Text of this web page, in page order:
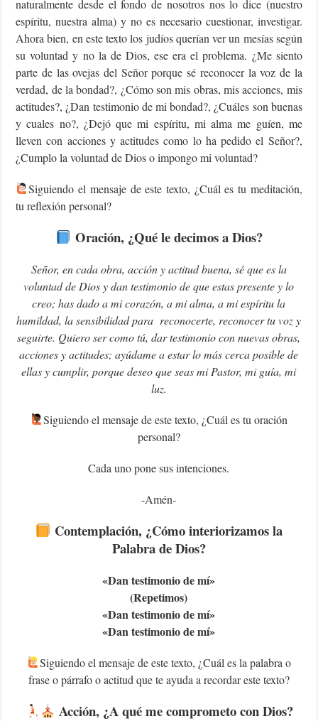
naturalmente desde el fondo de nosotros nos lo dice (nuestro
espíritu, nuestra alma) y no es necesario cuestionar, investigar.
Ahora bien, en este texto los judíos querían ver un mesías según
su voluntad y no la de Dios, ese era el problema. ¿Me siento
parte de las ovejas del Señor porque sé reconocer la voz de la
verdad, de la bondad?, ¿Cómo son mis obras, mis acciones, mis
actitudes?, ¿Dan testimonio de mi bondad?, ¿Cuáles son buenas
y cuales no?, ¿Dejó que mi espíritu, mi alma me guíen, me
lleven con acciones y actitudes como lo ha pedido el Señor?,
¿Cumplo la voluntad de Dios o impongo mi voluntad?
Siguiendo el mensaje de este texto, ¿Cuál es tu meditación,
tu reflexión personal?
Oración, ¿Qué le decimos a Dios?
Señor, en cada obra, acción y actitud buena, sé que es la
voluntad de Dios y dan testimonio de que estas presente y lo
creo; has dado a mi corazón, a mi alma, a mi espíritu la
humildad, la sensibilidad para reconocerte, reconocer tu voz y
seguirte. Quiero ser como tú, dar testimonio con nuevas obras,
acciones y actitudes; ayúdame a estar lo más cerca posible de
ellas y cumplir, porque deseo que seas mi Pastor, mi guía, mi
luz.
‍Siguiendo el mensaje de este texto, ¿Cuál es tu oración
personal?
Cada uno pone sus intenciones.
-Amén-
Contemplación, ¿Cómo interiorizamos la
Palabra de Dios?
«Dan testimonio de mí»
(Repetimos)
«Dan testimonio de mí»
«Dan testimonio de mí»
Siguiendo el mensaje de este texto, ¿Cuál es la palabra o
frase o párrafo o actitud que te ayuda a recordar este texto?
Acción, ¿A qué me comprometo con Dios?